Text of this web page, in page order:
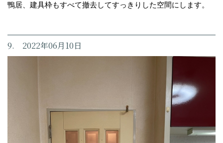
鴨居、建具枠もすべて撤去してすっきりした空間にします。
9. 2022年06月10日